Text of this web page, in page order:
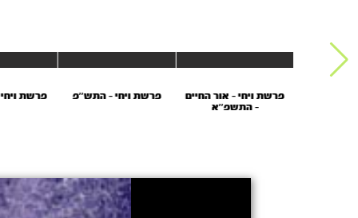
פרשת ויחי - אור החיים
- התשפ''א
פרשת ויחי – התש’’פ פרשת